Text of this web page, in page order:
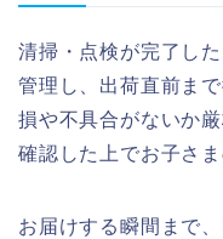
清掃・点検が完了し
管理し、出荷直前ま
損や不具合がないか
確認した上でお子さ
お届けする瞬間まで